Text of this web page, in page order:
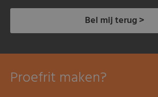
Bel mij terug >
Proefrit maken?